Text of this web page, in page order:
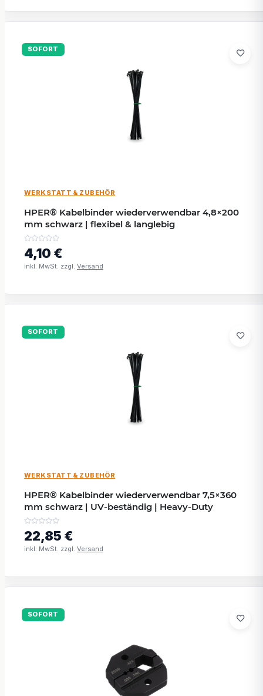
SOFORT
WERKSTATT & ZUBEHÖR
HPER® Kabelbinder wiederverwendbar 4,8×200
mm schwarz | flexibel & langlebig
4,10 €
inkl. MwSt. zzgl. Versand
SOFORT
WERKSTATT & ZUBEHÖR
HPER® Kabelbinder wiederverwendbar 7,5×360
mm schwarz | UV-beständig | Heavy-Duty
22,85 €
inkl. MwSt. zzgl. Versand
SOFORT